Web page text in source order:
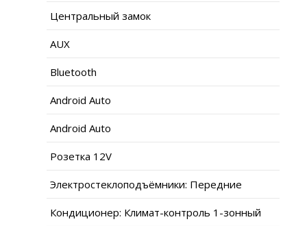
Центральный замок
AUX
Bluetooth
Android Auto
Android Auto
Розетка 12V
Электростеклоподъёмники: Передние
Кондиционер: Климат-контроль 1-зонный